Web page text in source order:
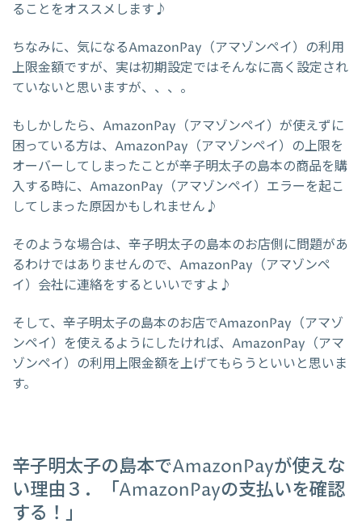
ることをオススメします♪
ちなみに、気になるAmazonPay（アマゾンペイ）の利用
上限金額ですが、実は初期設定ではそんなに高く設定され
ていないと思いますが、、、。
もしかしたら、AmazonPay（アマゾンペイ）が使えずに
困っている方は、AmazonPay（アマゾンペイ）の上限を
オーバーしてしまったことが辛子明太子の島本の商品を購
入する時に、AmazonPay（アマゾンペイ）エラーを起こ
してしまった原因かもしれません♪
そのような場合は、辛子明太子の島本のお店側に問題があ
るわけではありませんので、AmazonPay（アマゾンペ
イ）会社に連絡をするといいですよ♪
そして、辛子明太子の島本のお店でAmazonPay（アマゾ
ンペイ）を使えるようにしたければ、AmazonPay（アマ
ゾンペイ）の利用上限金額を上げてもらうといいと思いま
す。
辛子明太子の島本でAmazonPayが使えな
い理由３．「AmazonPayの支払いを確認
する！」